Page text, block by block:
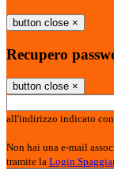
button close ×
Recupero
button close ×
all'indirizzo indicato
Non hai una e-mail
tramite la Login